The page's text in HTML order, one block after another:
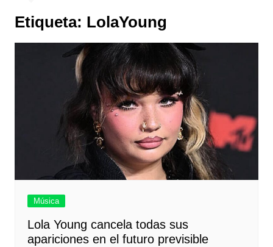
Etiqueta: LolaYoung
Música
Lola Young cancela todas sus
apariciones en el futuro previsible